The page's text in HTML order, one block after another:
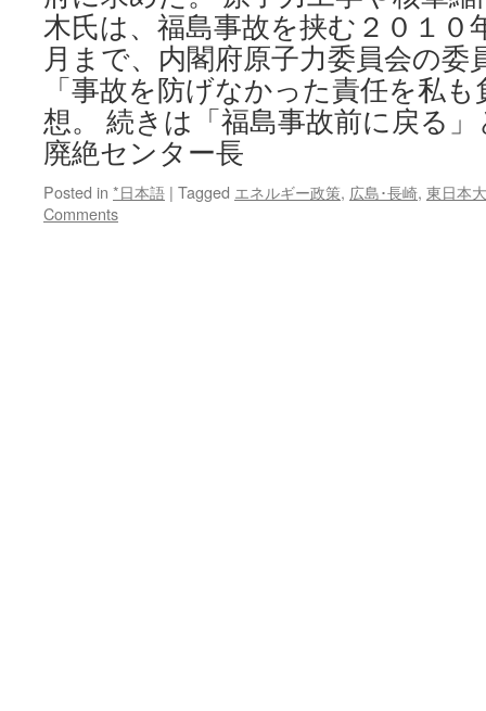
木氏は、福島事故を挟む２０１０
月まで、内閣府原子力委員会の委
「事故を防げなかった責任を私
想。 続きは「福島事故前に戻る
廃絶センター長
Posted in *日本語 | Tagged エネルギー政策, 広島･長崎, 東日本
Comments